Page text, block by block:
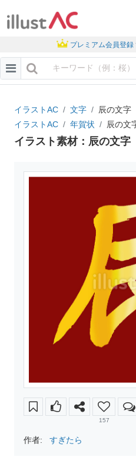
プレミアム会員登録
イラストAC 文字
辰の文
イラストAC
年賀状 辰の
イラスト素材：辰の文
157
作者: すぎたら